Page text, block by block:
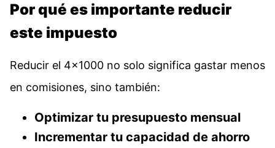
Por qué es importante reducir
este impuesto
Reducir el 4×1000 no solo significa gastar menos
en comisiones, sino también:
Optimizar tu presupuesto mensual
Incrementar tu capacidad de ahorro